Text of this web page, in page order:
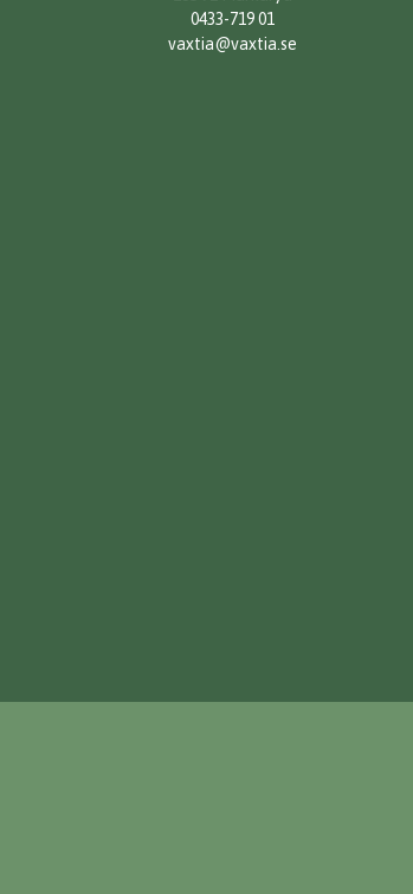
0433-719 01
vaxtia@vaxtia.se